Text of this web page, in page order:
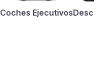
Coches Ejecutivos